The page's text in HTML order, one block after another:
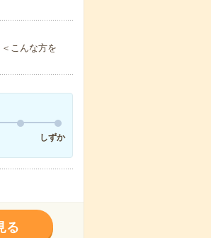
こんな方を
しずか
る